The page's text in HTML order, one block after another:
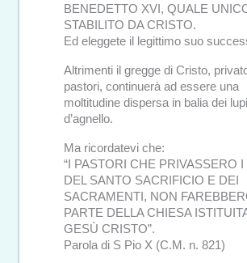
BENEDETTO XVI, QUALE
STABILITO DA CRISTO.
Ed eleggete il legittimo suo
Altrimenti il gregge di Cristo,
pastori, continuerà ad essere una
moltitudine dispersa in balia dei
d’agnello.
Ma ricordatevi che:
“I PASTORI CHE PRIVASSERO I
DEL SANTO SACRIFICIO E DEI
SACRAMENTI, NON
PARTE DELLA CHIESA
GESÙ CRISTO”.
Parola di S Pio X (C.M. n. 821)